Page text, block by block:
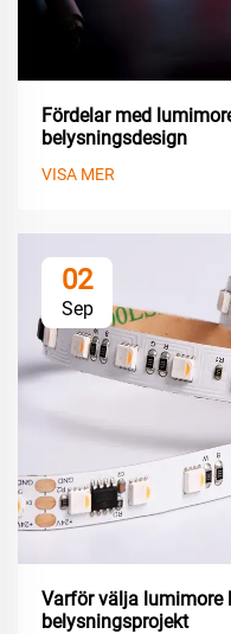
Fördelar med
belysningsdesign
VISA MER
02
Sep
Varför välja lumimore
belysningsprojekt